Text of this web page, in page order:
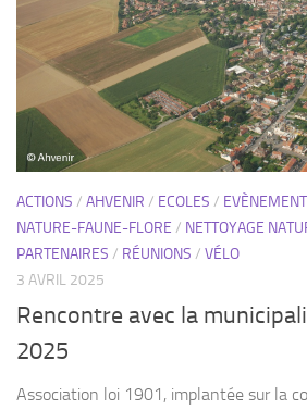
ACTIONS / AHVENIR / ECOLES /
NATURE-FAUNE-FLORE / NETTOYAGE
PARTENAIRES / RÉUNIONS / VÉLO
3 AVRIL 2025
Rencontre avec la
2025
Association loi 1901, implantée sur la